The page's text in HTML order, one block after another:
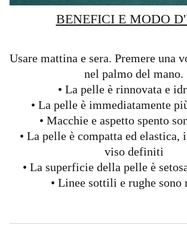
BENEFICI E MODO
Usare mattina e sera. Premere una
nel palmo del mano.
• La pelle è rinnovata e
• La pelle è immediatamente
• Macchie e aspetto spento
• La pelle è compatta ed elastica,
viso definiti
• La superficie della pelle è
• Linee sottili e rughe sono